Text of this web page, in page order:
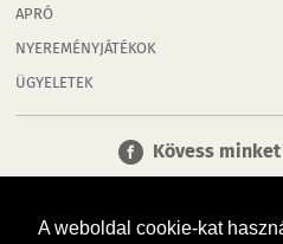
A weboldal cookie-kat
APRÓ
NYEREMÉNYJÁTÉKOK
ÜGYELETEK
Kövess